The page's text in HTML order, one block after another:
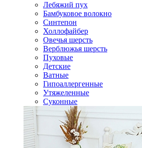
Лебяжий пух
Бамбуковое волокно
Синтепон
Холлофайбер
Овечья шерсть
Верблюжья шерсть
Пуховые
Детские
Ватные
Гипоаллергенные
Утяжеленные
Суконные